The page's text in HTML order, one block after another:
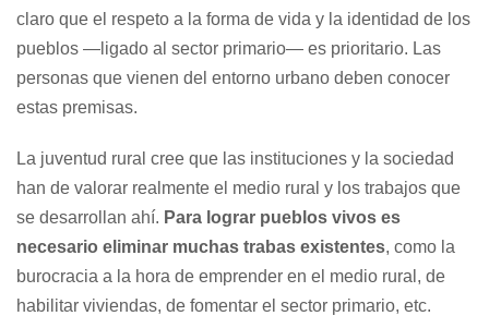
claro que el respeto a la forma de vida y la identidad de los
pueblos —ligado al sector primario— es prioritario. Las
personas que vienen del entorno urbano deben conocer
estas premisas.
La juventud rural cree que las instituciones y la sociedad
han de valorar realmente el medio rural y los trabajos que
se desarrollan ahí. Para lograr pueblos vivos es
necesario eliminar muchas trabas existentes, como la
burocracia a la hora de emprender en el medio rural, de
habilitar viviendas, de fomentar el sector primario, etc.